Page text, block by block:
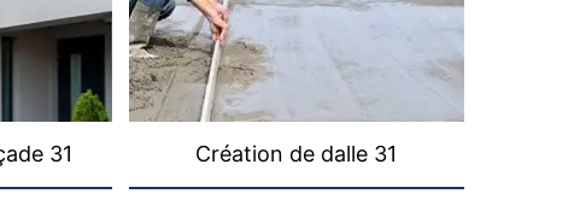
31 Création de dalle 31